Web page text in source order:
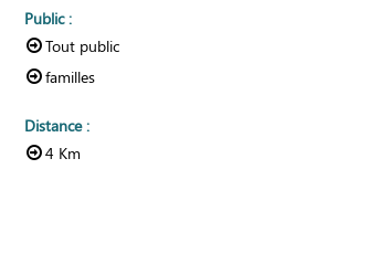
Public:
Tout public
familles
Distance:
4 Km